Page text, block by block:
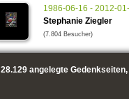
1986-06-16 - 2012-
Stephanie Ziegler
(7.804 Besucher)
28.129angelegte Gedenkseiten,